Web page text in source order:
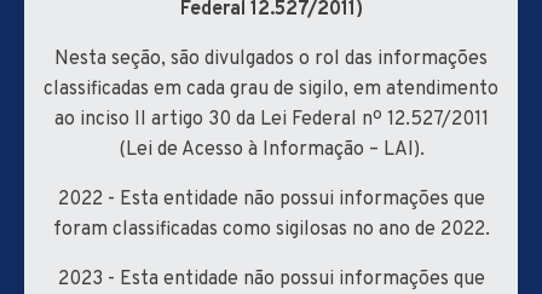
Federal 12.527/2011)
Nesta seção, são divulgados o rol das informações
classificadas em cada grau de sigilo, em atendimento
ao inciso II artigo 30 da Lei Federal nº 12.527/2011
(Lei de Acesso à Informação – LAI).
2022 - Esta entidade não possui informações que
foram classificadas como sigilosas no ano de 2022.
2023 - Esta entidade não possui informações que